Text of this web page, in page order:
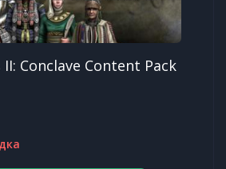
Conclave Content Pack